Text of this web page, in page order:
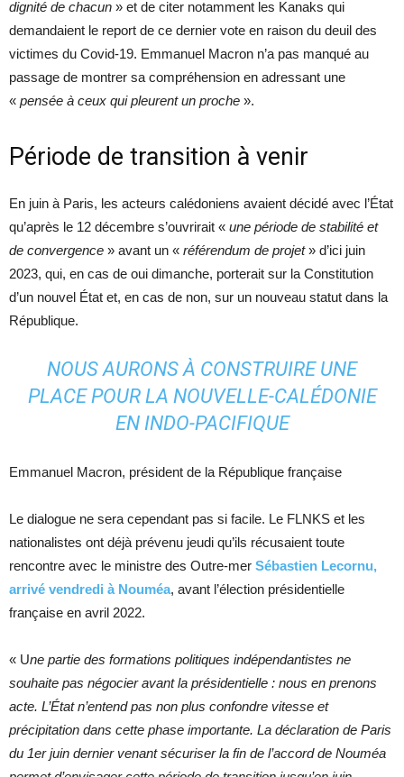
dignité de chacun » et de citer notamment les Kanaks qui
demandaient le report de ce dernier vote en raison du deuil des
victimes du Covid-19. Emmanuel Macron n’a pas manqué au
passage de montrer sa compréhension en adressant une
« pensée à ceux qui pleurent un proche ».
Période de transition à venir
En juin à Paris, les acteurs calédoniens avaient décidé avec l’État
qu’après le 12 décembre s’ouvrirait « une période de stabilité et
de convergence » avant un « référendum de projet» d’ici juin
2023, qui, en cas de oui dimanche, porterait sur la Constitution
d’un nouvel État et, en cas de non, sur un nouveau statut dans la
République.
NOUS AURONS À CONSTRUIRE UNE
PLACE POUR LA NOUVELLE-CALÉDONIE
EN INDO-PACIFIQUE
Emmanuel Macron, président de la République française
Le dialogue ne sera cependant pas si facile. Le FLNKS et les
nationalistes ont déjà prévenu jeudi qu’ils récusaient toute
rencontre avec le ministre des Outre-mer Sébastien Lecornu,
arrivé vendredi à Nouméa, avant l’élection présidentielle
française en avril 2022.
« Une partie des formations politiques indépendantistes ne
souhaite pas négocier avant la présidentielle : nous en prenons
acte. L’État n’entend pas non plus confondre vitesse et
précipitation dans cette phase importante. La déclaration de Paris
du 1er juin dernier venant sécuriser la fin de l’accord de Nouméa